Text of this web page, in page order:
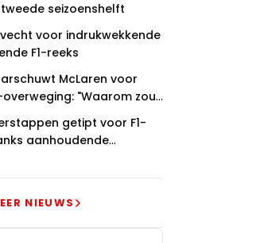
seizoenshelft
voor indrukwekkende
F1-reeks
McLaren voor
"Waarom zou
getipt voor F1-
aanhoudende
NIEUWS